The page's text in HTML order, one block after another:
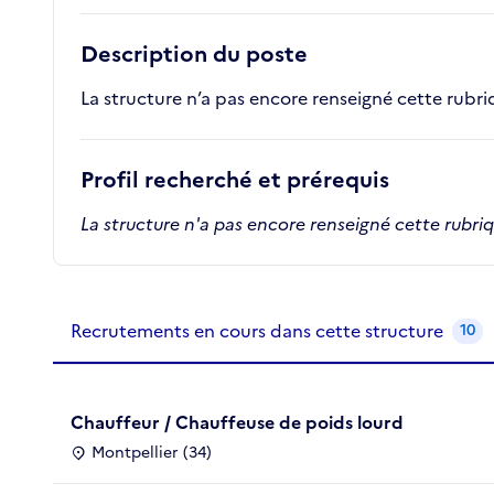
Description du poste
La structure n’a pas encore renseigné cette
Profil recherché et prérequis
La structure n'a pas encore renseigné cette
Recrutements de la structure
Recrutements en cours dans cette structure 10
Chauffeur / Chauffeuse de poids lourd
Montpellier (34)